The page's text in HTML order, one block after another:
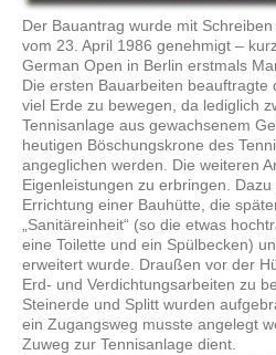
Der Bauantrag wurde mit
vom 23. April 1986 genehmigt –
German Open in Berlin erstmals
Die ersten Bauarbeiten beauftragte
viel Erde zu bewegen, da lediglich
Tennisanlage aus gewachsenem
heutigen Böschungskrone des
angeglichen werden. Die weiteren
Eigenleistungen zu erbringen.
Errichtung einer Bauhütte, die
„Sanitäreinheit“ (so die etwas
eine Toilette und ein Spülbecken)
erweitert wurde. Draußen vor der
Erd- und Verdichtungsarbeiten zu
Steinerde und Splitt wurden
ein Zugangsweg musste angelegt
Zuweg zur Tennisanlage dient.